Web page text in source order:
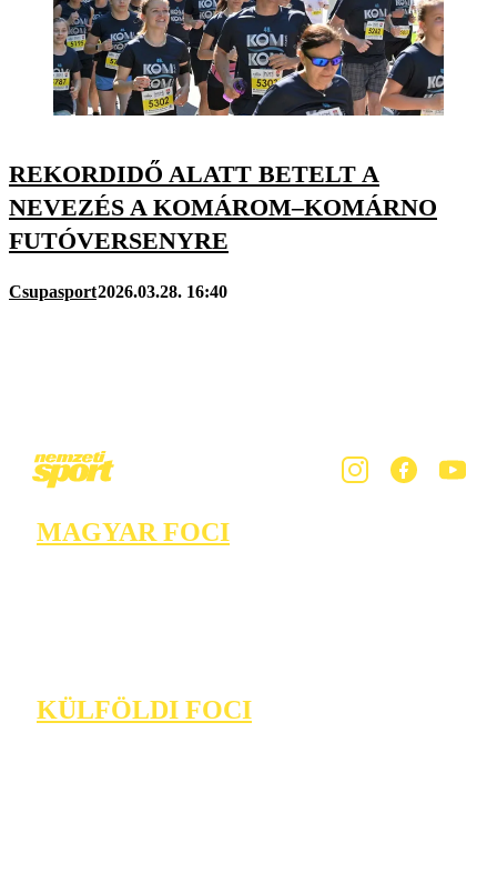
REKORDIDŐ ALATT BETELT A
NEVEZÉS A KOMÁROM–KOMÁRNO
FUTÓVERSENYRE
Csupasport2026.03.28. 16:40
MAGYAR FOCI
KÜLFÖLDI FOCI